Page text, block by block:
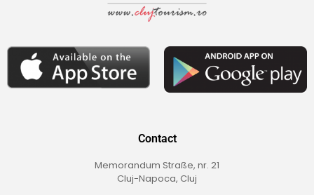
Contact
Memorandum Straße, nr. 21
Cluj-Napoca, Cluj